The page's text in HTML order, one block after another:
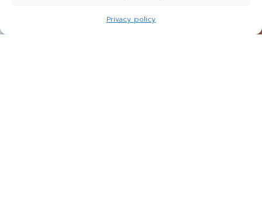
Privacy policy